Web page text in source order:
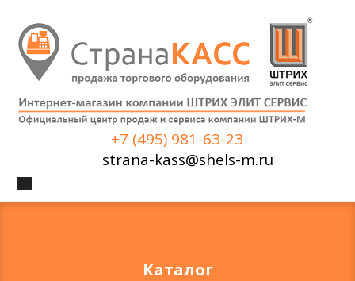
+7 (495) 981-63-23
strana-kass@shels-m.ru
Каталог